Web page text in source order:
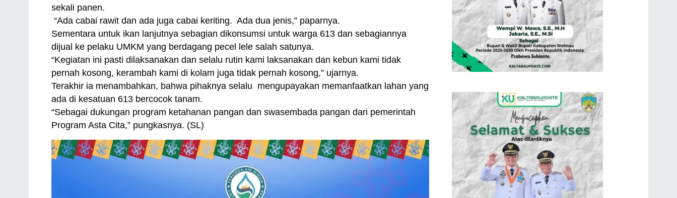
sekali panen.
“Ada cabai rawit dan ada juga cabai keriting. Ada dua jenis,” paparnya.
Sementara untuk ikan lanjutnya sebagian dikonsumsi untuk warga 613 dan sebagiannya
dijual ke pelaku UMKM yang berdagang pecel lele salah satunya.
“Kegiatan ini pasti dilaksanakan dan selalu rutin kami laksanakan dan kebun kami tidak
pernah kosong, kerambah kami di kolam juga tidak pernah kosong,” ujarnya.
Terakhir ia menambahkan, bahwa pihaknya selalu mengupayakan memanfaatkan lahan yang
ada di kesatuan 613 bercocok tanam.
“Sebagai dukungan program ketahanan pangan dan swasembada pangan dari pemerintah
Program Asta Cita,” pungkasnya. (SL)